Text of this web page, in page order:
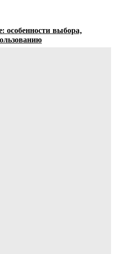
особенности выбора,